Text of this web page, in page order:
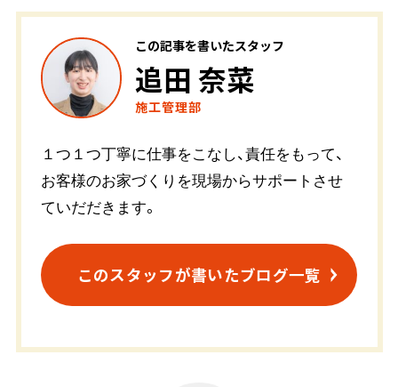
この記事を書いたスタッフ
追田 奈菜
施工管理部
１つ１つ丁寧に仕事をこなし、責任をもって、
お客様のお家づくりを現場からサポートさせ
ていだだきます。
このスタッフが書いたブログ一覧